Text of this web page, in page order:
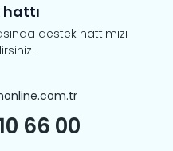
destek hattımızı
66 00